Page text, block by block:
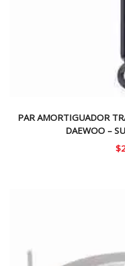
PAR AMORTIGUADOR
DAEWOO –
$